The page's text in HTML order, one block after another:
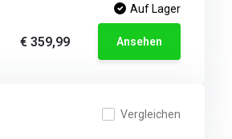
Auf Lager
€ 359,99 Ansehen
Vergleichen